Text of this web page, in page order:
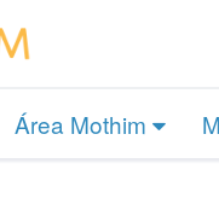
Área Mothim